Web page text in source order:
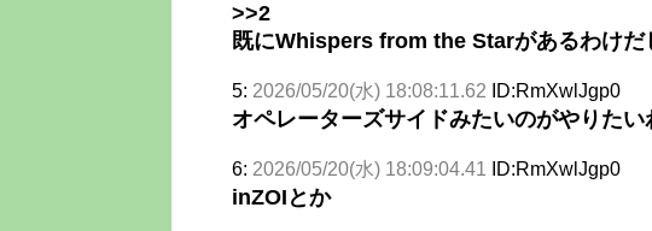
>>2
既にWhispers from the Starがあるわけだ
5: 2026/05/20(水) 18:08:11.62 ID:RmXwlJgp0
オペレーターズサイドみたいのがやりたい
6: 2026/05/20(水) 18:09:04.41 ID:RmXwlJgp0
inZOIとか